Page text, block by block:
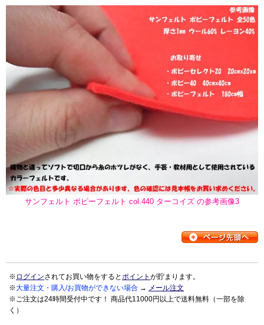
サンフェルト ポピーフェルト col.440 ターコイズ の参考画像3
※ ログインされてお買い物をするとポイント が貯まります。
※大量注文・購入/お買物ができない場合 → メール注文
※ご注文は24時間受付中です！ 商品代11000円以上で送料無料（一部を除
く）